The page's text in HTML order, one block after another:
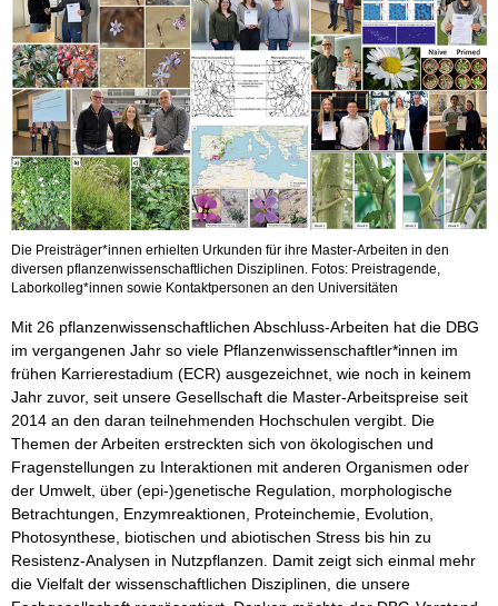
Die Preisträger*innen erhielten Urkunden für ihre Master-Arbeiten in den
diversen pflanzenwissenschaftlichen Disziplinen. Fotos: Preistragende,
Laborkolleg*innen sowie Kontaktpersonen an den Universitäten
Mit 26 pflanzenwissenschaftlichen Abschluss-Arbeiten hat die DBG
im vergangenen Jahr so viele Pflanzenwissenschaftler*innen im
frühen Karrierestadium (ECR) ausgezeichnet, wie noch in keinem
Jahr zuvor, seit unsere Gesellschaft die Master-Arbeitspreise seit
2014 an den daran teilnehmenden Hochschulen vergibt. Die
Themen der Arbeiten erstreckten sich von ökologischen und
Fragenstellungen zu Interaktionen mit anderen Organismen oder
der Umwelt, über (epi-)genetische Regulation, morphologische
Betrachtungen, Enzymreaktionen, Proteinchemie, Evolution,
Photosynthese, biotischen und abiotischen Stress bis hin zu
Resistenz-Analysen in Nutzpflanzen. Damit zeigt sich einmal mehr
die Vielfalt der wissenschaftlichen Disziplinen, die unsere